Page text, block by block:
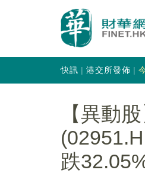
快訊 港交所發佈
【異動
跌